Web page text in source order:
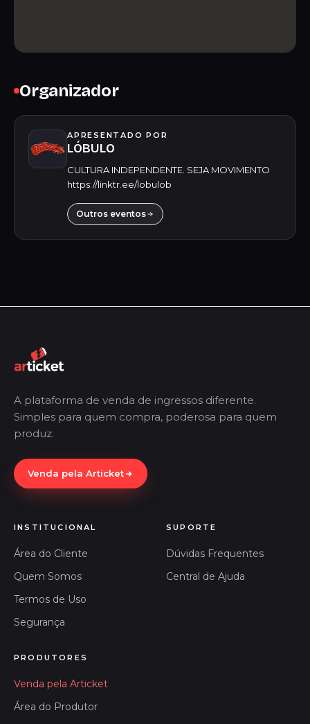
Organizador
APRESENTADO POR
LÓBULO
CULTURA INDEPENDENTE. SEJA MOVIMENTO
https://linktr.ee/lobulob
Outros eventos
A plataforma de venda de ingressos diferente.
Simples para quem compra, poderosa para quem
produz.
Venda pela Articket
INSTITUCIONAL
Área do Cliente
Quem Somos
Termos de Uso
Segurança
SUPORTE
Dúvidas Frequentes
Central de Ajuda
PRODUTORES
Venda pela Articket
Área do Produtor